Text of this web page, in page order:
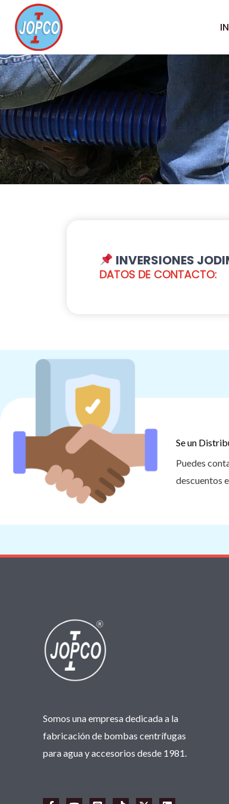
contenido
INVERSIONES
DATOS DE CONTACTO:
Se un
Puedes
descuentos
Somos una empresa dedicada a la
fabricación de bombas centrífugas
para agua y accesorios desde 1981.